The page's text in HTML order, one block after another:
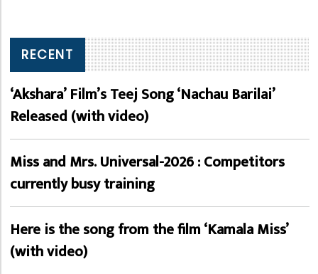
RECENT
‘Akshara’ Film’s Teej Song ‘Nachau Barilai’
Released (with video)
Miss and Mrs. Universal-2026 : Competitors
currently busy training
Here is the song from the film ‘Kamala Miss’
(with video)